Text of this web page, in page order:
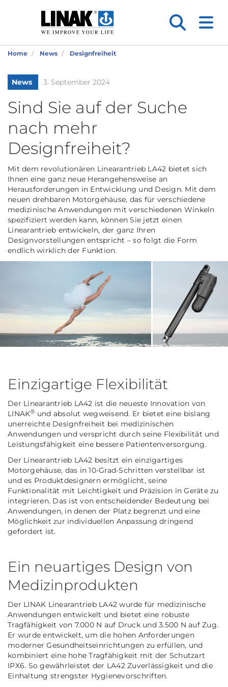
Home News Designfreiheit
News 3. September 2024
Sind Sie auf der Suche
nach mehr
Designfreiheit?
Mit dem revolutionären Linearantrieb LA42 bietet sich
Ihnen eine ganz neue Herangehensweise an
Herausforderungen in Entwicklung und Design. Mit dem
neuen drehbaren Motorgehäuse, das für verschiedene
medizinische Anwendungen mit verschiedenen Winkeln
spezifiziert werden kann, können Sie jetzt einen
Linearantrieb entwickeln, der ganz Ihren
Designvorstellungen entspricht – so folgt die Form
endlich wirklich der Funktion.
Einzigartige Flexibilität
Der Linearantrieb LA42 ist die neueste Innovation von
LINAK® und absolut wegweisend. Er bietet eine bislang
unerreichte Designfreiheit bei medizinischen
Anwendungen und verspricht durch seine Flexibilität und
Leistungsfähigkeit eine bessere Patientenversorgung.
Der Linearantrieb LA42 besitzt ein einzigartiges
Motorgehäuse, das in 10-Grad-Schritten verstellbar ist
und es Produktdesignern ermöglicht, seine
Funktionalität mit Leichtigkeit und Präzision in Geräte zu
integrieren. Das ist von entscheidender Bedeutung bei
Anwendungen, in denen der Platz begrenzt und eine
Möglichkeit zur individuellen Anpassung dringend
gefordert ist.
Ein neuartiges Design von
Medizinprodukten
Der LINAK Linearantrieb LA42 wurde für medizinische
Anwendungen entwickelt und bietet eine robuste
Tragfähigkeit von 7.000 N auf Druck und 3.500 N auf Zug.
Er wurde entwickelt, um die hohen Anforderungen
moderner Gesundheitseinrichtungen zu erfüllen, und
kombiniert eine hohe Tragfähigkeit mit der Schutzart
IPX6. So gewährleistet der LA42 Zuverlässigkeit und die
Einhaltung strengster Hygienevorschriften.